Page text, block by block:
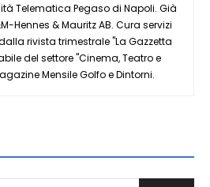
Telematica Pegaso di Napoli. Già
Hennes & Mauritz AB. Cura servizi
rivista trimestrale "La Gazzetta
del settore "Cinema, Teatro e
Mensile Golfo e Dintorni.